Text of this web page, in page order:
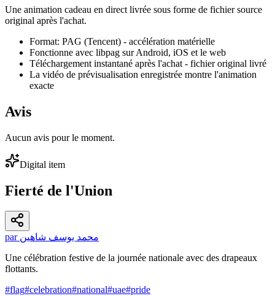
Une animation cadeau en direct livrée sous forme de fichier source
original après l'achat.
Format: PAG (Tencent) - accélération matérielle
Fonctionne avec libpag sur Android, iOS et le web
Téléchargement instantané après l'achat - fichier original livré
La vidéo de prévisualisation enregistrée montre l'animation
exacte
Avis
Aucun avis pour le moment.
Digital item
Fierté de l'Union
par محمد يوسف شاهين
Une célébration festive de la journée nationale avec des drapeaux
flottants.
#flag#celebration#national#uae#pride